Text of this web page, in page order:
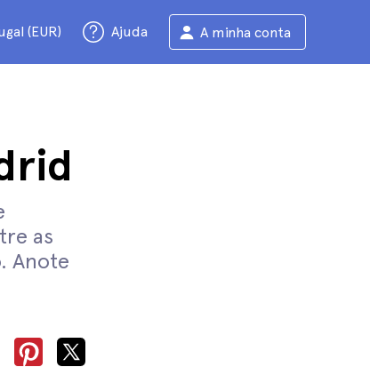
(EUR) Ajuda A minha conta
as
Anote